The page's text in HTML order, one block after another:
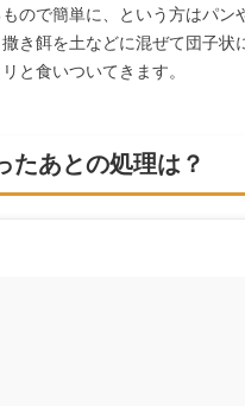
ので簡単に、という方はパン
き餌を土などに混ぜて団子状
と食いついてきます。
たあとの処理は？